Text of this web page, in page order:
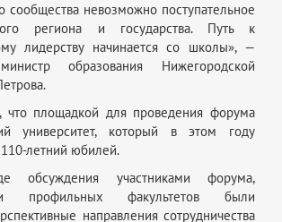
сообщества невозможно поступательное
региона и государства. Путь к
лидерству начинается со школы», —
образования Нижегородской
что площадкой для проведения форума
университет, который в этом году
летний юбилей.
обсуждения участниками форума,
профильных факультетов были
направления сотрудничества